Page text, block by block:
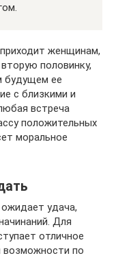
женщинам,
половинку,
будущем ее
с близкими и
встреча
положительных
моральное
удача,
Для
отличное
возможности по